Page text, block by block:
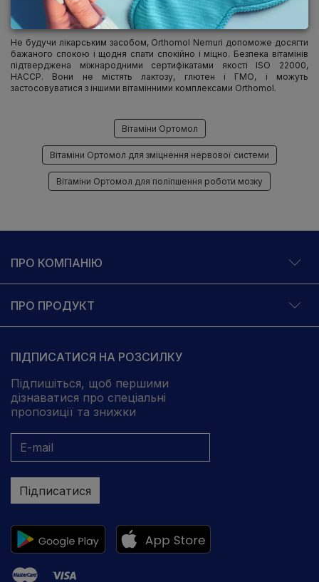
В результаті організм починає самостійно продукувати мелатонін в
потрібній кількості.
Не будучи лікарським засобом, Orthomol Nemuri допоможе досягти
бажаного спокою і щодня спати спокійно і міцно. Безпека вітамінів
підтверджена міжнародними сертифікатами якості ISO 22000,
HACCP. Вони не містять лактозу, глютен і ГМО, і можуть
застосовуватися з іншими вітамінними комплексами Orthomol.
Вітаміни Ортомол
Вітаміни Ортомол для зміцнення нервової системи
Вітаміни Ортомол для поліпшення роботи мозку
ПРО КОМПАНІЮ
ПРО ПРОДУКТ
ПІДПИСАТИСЯ НА РОЗСИЛКУ
Підпишіться, щоб першими
дізнаватися про спеціальні
пропозиції та знижки
Підписатися